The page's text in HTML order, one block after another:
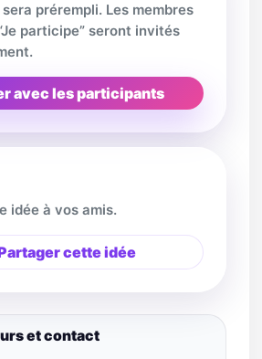
prérempli. Les membres
participe” seront invités
avec les participants
idée à vos amis.
cette idée
et contact